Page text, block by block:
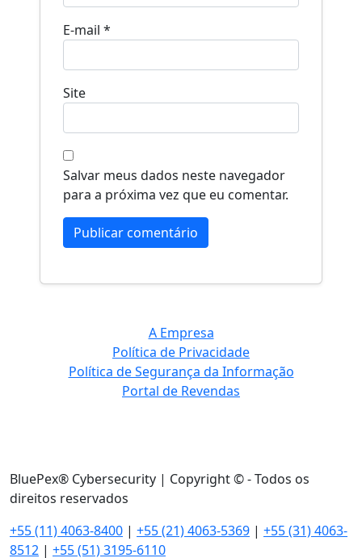
E-mail*
Site
Salvar meus dados neste navegador
para a próxima vez que eu comentar.
A Empresa
Política de Privacidade
Política de Segurança da Informação
Portal de Revendas
BluePex® Cybersecurity | Copyright © - Todos os
direitos reservados
+55 (11) 4063-8400 | +55 (21) 4063-5369 | +55 (31) 4063-
8512 | +55 (51) 3195-6110